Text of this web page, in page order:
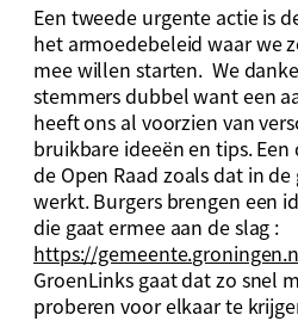
Een tweede urgente actie is
het armoedebeleid waar we
mee willen starten. We
stemmers dubbel want een
heeft ons al voorzien van
bruikbare ideeën en tips.
de Open Raad zoals dat in
werkt. Burgers brengen een
die gaat ermee aan de slag :
https://
GroenLinks gaat dat zo snel
proberen voor elkaar te